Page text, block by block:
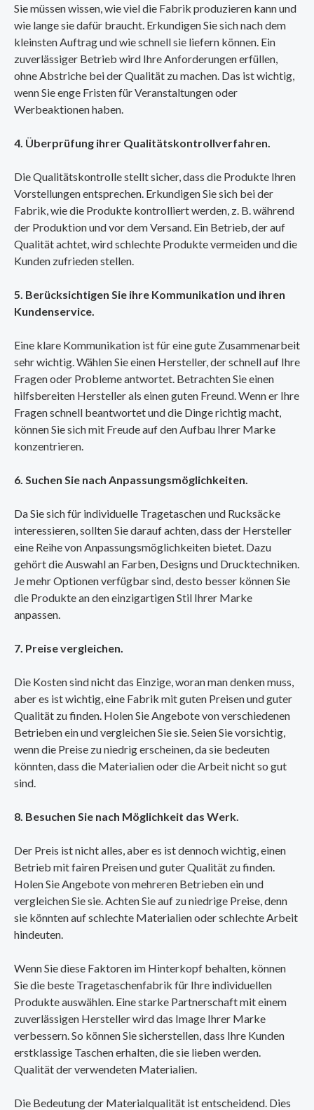
Sie müssen wissen, wie viel die Fabrik produzieren kann und
wie lange sie dafür braucht. Erkundigen Sie sich nach dem
kleinsten Auftrag und wie schnell sie liefern können. Ein
zuverlässiger Betrieb wird Ihre Anforderungen erfüllen,
ohne Abstriche bei der Qualität zu machen. Das ist wichtig,
wenn Sie enge Fristen für Veranstaltungen oder
Werbeaktionen haben.
4. Überprüfung ihrer Qualitätskontrollverfahren.
Die Qualitätskontrolle stellt sicher, dass die Produkte Ihren
Vorstellungen entsprechen. Erkundigen Sie sich bei der
Fabrik, wie die Produkte kontrolliert werden, z. B. während
der Produktion und vor dem Versand. Ein Betrieb, der auf
Qualität achtet, wird schlechte Produkte vermeiden und die
Kunden zufrieden stellen.
5. Berücksichtigen Sie ihre Kommunikation und ihren
Kundenservice.
Eine klare Kommunikation ist für eine gute Zusammenarbeit
sehr wichtig. Wählen Sie einen Hersteller, der schnell auf Ihre
Fragen oder Probleme antwortet. Betrachten Sie einen
hilfsbereiten Hersteller als einen guten Freund. Wenn er Ihre
Fragen schnell beantwortet und die Dinge richtig macht,
können Sie sich mit Freude auf den Aufbau Ihrer Marke
konzentrieren.
6. Suchen Sie nach Anpassungsmöglichkeiten.
Da Sie sich für individuelle Tragetaschen und Rucksäcke
interessieren, sollten Sie darauf achten, dass der Hersteller
eine Reihe von Anpassungsmöglichkeiten bietet. Dazu
gehört die Auswahl an Farben, Designs und Drucktechniken.
Je mehr Optionen verfügbar sind, desto besser können Sie
die Produkte an den einzigartigen Stil Ihrer Marke
anpassen.
7. Preise vergleichen.
Die Kosten sind nicht das Einzige, woran man denken muss,
aber es ist wichtig, eine Fabrik mit guten Preisen und guter
Qualität zu finden. Holen Sie Angebote von verschiedenen
Betrieben ein und vergleichen Sie sie. Seien Sie vorsichtig,
wenn die Preise zu niedrig erscheinen, da sie bedeuten
könnten, dass die Materialien oder die Arbeit nicht so gut
sind.
8. Besuchen Sie nach Möglichkeit das Werk.
Der Preis ist nicht alles, aber es ist dennoch wichtig, einen
Betrieb mit fairen Preisen und guter Qualität zu finden.
Holen Sie Angebote von mehreren Betrieben ein und
vergleichen Sie sie. Achten Sie auf zu niedrige Preise, denn
sie könnten auf schlechte Materialien oder schlechte Arbeit
hindeuten.
Wenn Sie diese Faktoren im Hinterkopf behalten, können
Sie die beste Tragetaschenfabrik für Ihre individuellen
Produkte auswählen. Eine starke Partnerschaft mit einem
zuverlässigen Hersteller wird das Image Ihrer Marke
verbessern. So können Sie sicherstellen, dass Ihre Kunden
erstklassige Taschen erhalten, die sie lieben werden.
Qualität der verwendeten Materialien.
Die Bedeutung der Materialqualität ist entscheidend. Dies